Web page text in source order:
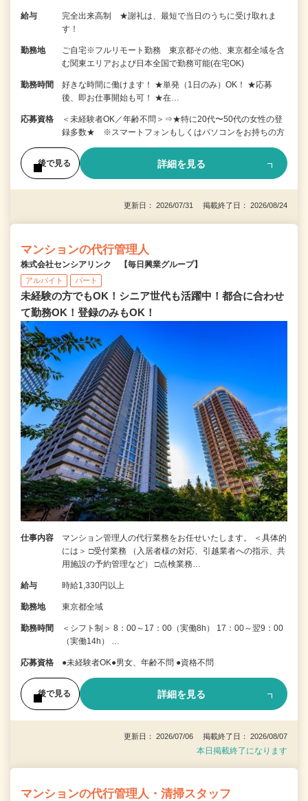
給与
完全出来高制 ★謝礼は、最短で当日のうちに受け取れま
す！
勤務地
ご自宅※フルリモート勤務 東京都その他、東京都全域を含
む関東エリアおよび日本全国で勤務可能(在宅OK)
勤務時間
好きな時間に働けます！ ★単発（1日のみ）OK！ ★応募
後、即お仕事開始も可！ ★在…
応募資格
＜未経験者OK／年齢不問＞⇒★特に20代〜50代の女性の登
録多数★ ※スマートフォンもしくはパソコンをお持ちの方
後で見る 詳細を見る
更新日： 2026/07/31 掲載終了日： 2026/08/24
マンションの代行管理人
株式会社センシアリンク 【毎日興業グループ】
アルバイト パート
未経験の方でもOK！シニア世代も活躍中！都合に合わせ
て勤務OK！登録のみもOK！
仕事内容
マンション管理人の代行業務をお任せいたします。 ＜具体的
には＞ □受付業務 （入居者様の対応、引越業者への指示、共
用施設の予約管理など） □点検業務…
給与 時給1,330円以上
勤務地 東京都全域
勤務時間
＜シフト制＞ 8：00～17：00（実働8h） 17：00～翌9：00
（実働14h） …
応募資格 ●未経験者OK●男女、年齢不問 ●資格不問
後で見る 詳細を見る
更新日： 2026/07/06 掲載終了日： 2026/08/07
本日掲載終了になります
マンションの代行管理人・清掃スタッフ